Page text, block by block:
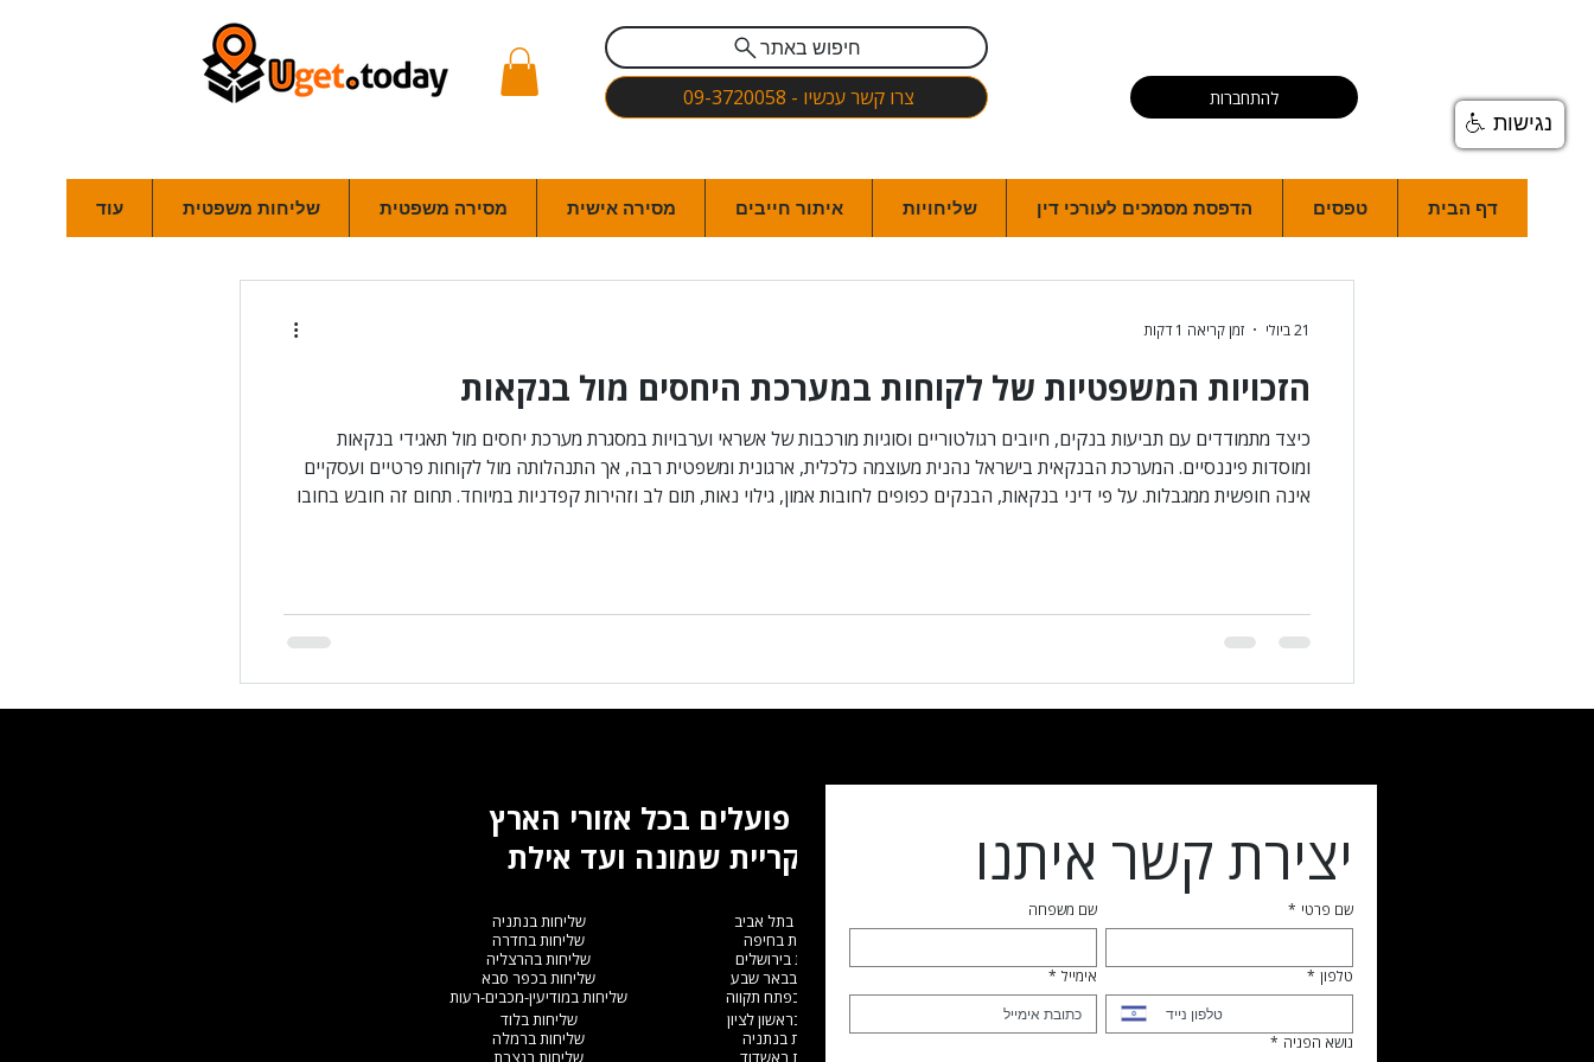
חיפוש באתר
צרו קשר עכשיו - 09-3720058
להתחברות
דף הבית טפסים הדפסת מסמכים לעורכי דין שליחויות איתור חייבים מסירה אישית מסירה משפטית שליחות משפטית עוד
הזכויות המשפטיות של לקוחות במערכת היחסים מול בנקאות
כיצד מתמודדים עם תביעות בנקים, חיובים רגולטוריים וסוגיות מורכבות של אשראי וערבויות במסגרת מערכת יחסים מול תאגידי בנקאות
ומוסדות פיננסיים. המערכת הבנקאית בישראל נהנית מעוצמה כלכלית, ארגונית ומשפטית רבה, אך התנהלותה מול לקוחות פרטיים ועסקיים
אינה חופשית ממגבלות. על פי דיני בנקאות, הבנקים כפופים לחובות אמון, גילוי נאות, תום לב וזהירות קפדניות במיוחד. תחום זה חובש בחובו
21 ביולי זמן קריאה 1 דקות
אנו פועלים בכל אזורי הארץ
מקריית שמונה ועד אילת
שליחות בתל אביב
שליחות בחיפה
שליחות בירושלים
שליחות בבאר שבע
שליחות בפתח תקווה
שליחות בנתניה
שליחות בחדרה
שליחות בהרצליה
שליחות בכפר סבא
שליחות במודיעין-מכבים-רעות
שליחות בראשון לציון
שליחות בנתניה
שליחות באשדוד
שליחות בלוד
שליחות ברמלה
שליחות בנצרת
יצירת קשר איתנו
שם פרטי * שם משפחה
טלפון * אימייל *
נושא הפניה *
נגישות